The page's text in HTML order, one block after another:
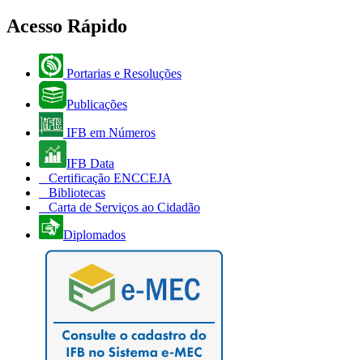
Acesso Rápido
Portarias e Resoluções
Publicações
IFB em Números
IFB Data
Certificação ENCCEJA
Bibliotecas
Carta de Serviços ao Cidadão
Diplomados